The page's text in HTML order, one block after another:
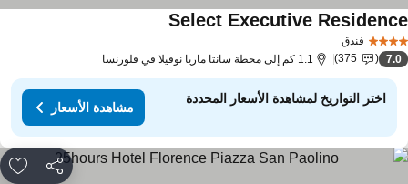
فندق
Select Executive
7.0
375 1.1 كم إلى محطة سانتا ماريا نوفيلا في فلورنسا
اختر التواريخ لمشاهدة الأسعار المحددة
مشاهدة الأسعار
مشاركة